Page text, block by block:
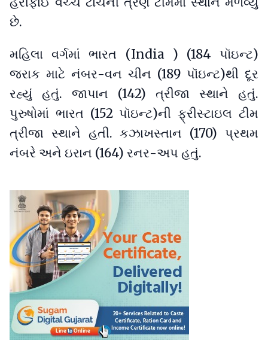
છે.
મહિલા વર્ગમાં ભારત (India ) (184 પૉઇન્ટ)
જરાક માટે નંબર-વન ચીન (189 પૉઇન્ટ)થી દૂર
રહ્યું હતું. જાપાન (142) ત્રીજા સ્થાને હતું.
પુરુષોમાં ભારત (152 પૉઇન્ટ)ની ફ્રીસ્ટાઇલ ટીમ
ત્રીજા સ્થાને હતી. કઝાખસ્તાન (170) પ્રથમ
નંબરે અને ઇરાન (164) રનર-અપ હતું.